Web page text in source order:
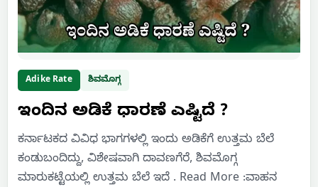
Adike Rate ಶಿವಮೊಗ್ಗ
ಇಂದಿನ ಅಡಿಕೆ ಧಾರಣೆ ಎಷ್ಟಿದೆ ?
ಕರ್ನಾಟಕದ ವಿವಿಧ ಭಾಗಗಳಲ್ಲಿ ಇಂದು ಅಡಿಕೆಗೆ ಉತ್ತಮ ಬೆಲೆ
ಕಂಡುಬಂದಿದ್ದು, ವಿಶೇಷವಾಗಿ ದಾವಣಗೆರೆ, ಶಿವಮೊಗ್ಗ
ಮಾರುಕಟ್ಟೆಯಲ್ಲಿ ಉತ್ತಮ ಬೆಲೆ ಇದೆ . Read More :ವಾಹನ